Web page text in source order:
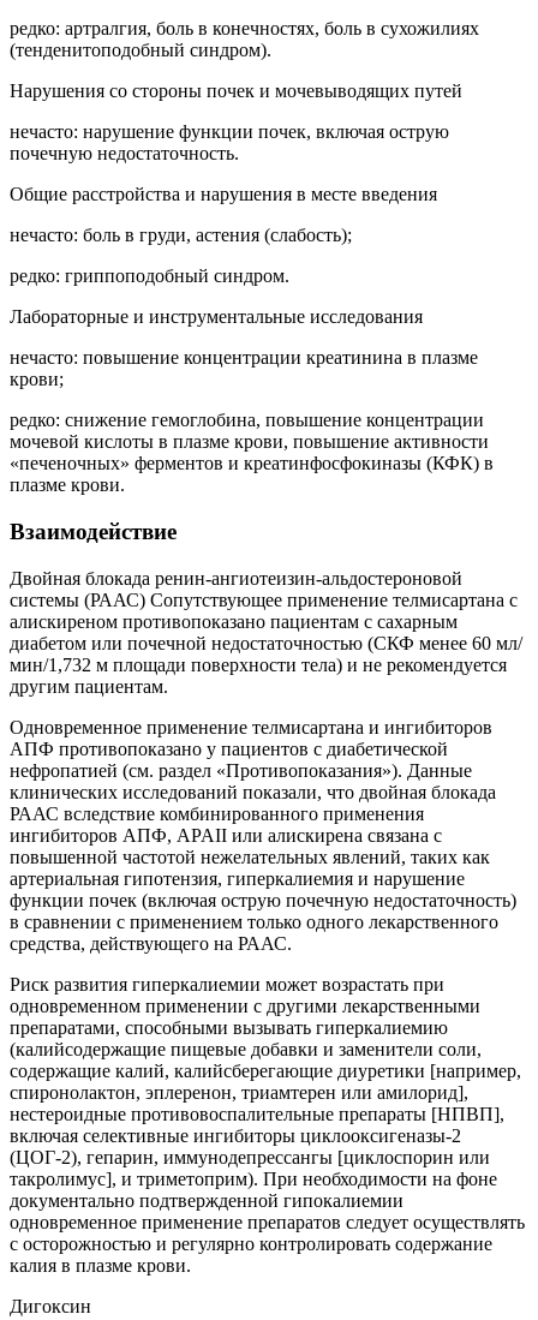
редко: артралгия, боль в конечностях, боль в сухожилиях
(тенденитоподобный синдром).
Нарушения со стороны почек и мочевыводящих путей
нечасто: нарушение функции почек, включая острую
почечную недостаточность.
Общие расстройства и нарушения в месте введения
нечасто: боль в груди, астения (слабость);
редко: гриппоподобный синдром.
Лабораторные и инструментальные исследования
нечасто: повышение концентрации креатинина в плазме
крови;
редко: снижение гемоглобина, повышение концентрации
мочевой кислоты в плазме крови, повышение активности
«печеночных» ферментов и креатинфосфокиназы (КФК) в
плазме крови.
Взаимодействие
Двойная блокада ренин-ангиотеизин-альдостероновой
системы (РААС) Сопутствующее применение телмисартана с
алискиреном противопоказано пациентам с сахарным
диабетом или почечной недостаточностью (СКФ менее 60 мл/
мин/1,732 м площади поверхности тела) и не рекомендуется
другим пациентам.
Одновременное применение телмисартана и ингибиторов
АПФ противопоказано у пациентов с диабетической
нефропатией (см. раздел «Противопоказания»). Данные
клинических исследований показали, что двойная блокада
РААС вследствие комбинированного применения
ингибиторов АПФ, APAII или алискирена связана с
повышенной частотой нежелательных явлений, таких как
артериальная гипотензия, гиперкалиемия и нарушение
функции почек (включая острую почечную недостаточность)
в сравнении с применением только одного лекарственного
средства, действующего на РААС.
Риск развития гиперкалиемии может возрастать при
одновременном применении с другими лекарственными
препаратами, способными вызывать гиперкалиемию
(калийсодержащие пищевые добавки и заменители соли,
содержащие калий, калийсберегающие диуретики [например,
спиронолактон, эплеренон, триамтерен или амилорид],
нестероидные противовоспалительные препараты [НПВП],
включая селективные ингибиторы циклооксигеназы-2
(ЦОГ-2), гепарин, иммунодепрессангы [циклоспорин или
такролимус], и триметоприм). При необходимости на фоне
документально подтвержденной гипокалиемии
одновременное применение препаратов следует осуществлять
с осторожностью и регулярно контролировать содержание
калия в плазме крови.
Дигоксин